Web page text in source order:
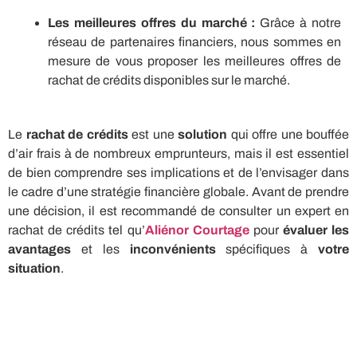
Les meilleures offres du marché : Grâce à notre
réseau de partenaires financiers, nous sommes en
mesure de vous proposer les meilleures offres de
rachat de crédits disponibles sur le marché.
Le rachat de crédits est une solution qui offre une bouffée
d’air frais à de nombreux emprunteurs, mais il est essentiel
de bien comprendre ses implications et de l’envisager dans
le cadre d’une stratégie financière globale. Avant de prendre
une décision, il est recommandé de consulter un expert en
rachat de crédits tel qu’Aliénor Courtage pour évaluer les
avantages et les inconvénientsspécifiques àvotre
situation.